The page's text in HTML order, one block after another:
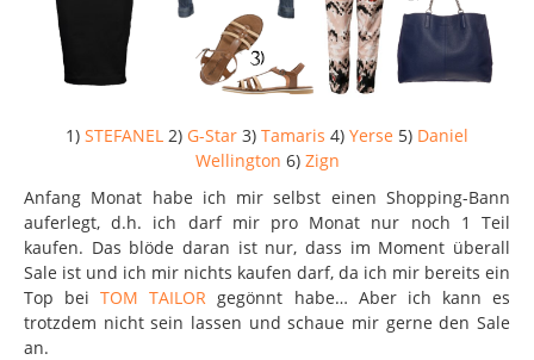
1) STEFANEL 2) G-Star 3) Tamaris 4) Yerse 5) Daniel
Wellington 6) Zign
Anfang Monat habe ich mir selbst einen Shopping-Bann
auferlegt, d.h. ich darf mir pro Monat nur noch 1 Teil
kaufen. Das blöde daran ist nur, dass im Moment überall
Sale ist und ich mir nichts kaufen darf, da ich mir bereits ein
Top beiTOM TAILOR gegönnt habe… Aber ich kann es
trotzdem nicht sein lassen und schaue mir gerne den Sale
an.